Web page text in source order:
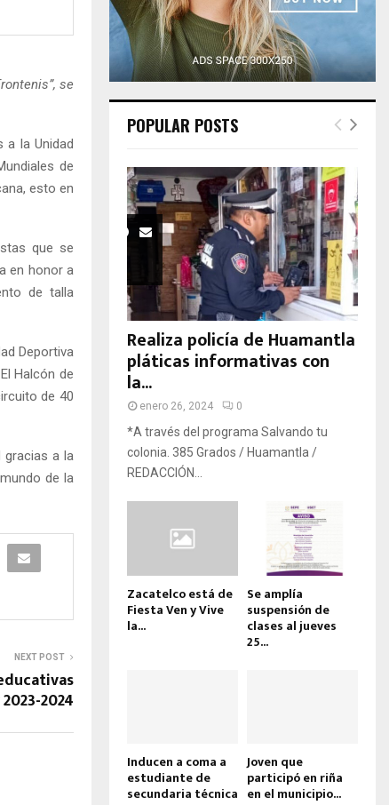
se
a la Unidad
de
esto en
que se
en honor a
de talla
Deportiva
Halcón de
de 40
gracias a la
de la
NEXT POST
2024
POPULAR POSTS
Realiza policía de Huamantla
pláticas informativas con
la...
enero 26, 2024 0
*A través del programa Salvando tu
colonia. 385 Grados / Huamantla /
REDACCIÓN...
Zacatelco está de
Fiesta Ven y Vive
la...
Se amplía
suspensión de
clases al jueves
25...
Inducen a coma a
estudiante de
secundaria técnica
Joven que
participó en riña
en el municipio...